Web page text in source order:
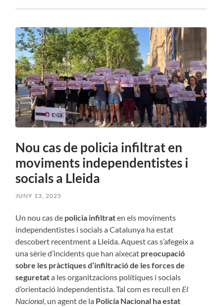
Nou cas de policia infiltrat en
moviments independentistes i
socials a Lleida
JUNY 13, 2025
Un nou cas de policia infiltraten els moviments
independentistes i socials a Catalunya ha estat
descobert recentment a Lleida. Aquest cas s’afegeix a
una sèrie d’incidents que han aixecat preocupació
sobre les pràctiques d’infiltració de les forces de
seguretata les organitzacions polítiques i socials
d’orientació independentista. Tal com es recull en El
Nacional, un agent de la Policía Nacional ha estat